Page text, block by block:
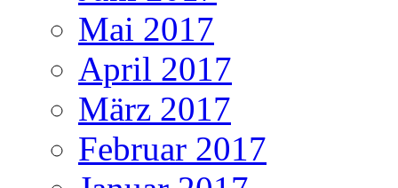
Mai 2017
April 2017
März 2017
Februar 2017